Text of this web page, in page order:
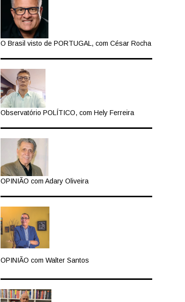
O Brasil visto de PORTUGAL, com César Rocha
Observatório POLÍTICO, com Hely Ferreira
OPINIÃO com Adary Oliveira
OPINIÃO com Walter Santos